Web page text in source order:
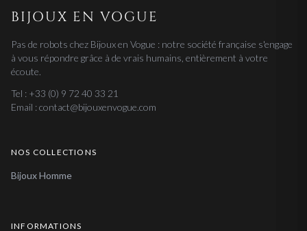
BIJOUX EN VOGUE
Pas de robots chez Bijoux en Vogue : notre société française s'engage
à vous répondre grâce à de vrais humains, entièrement à votre
écoute.
Tel : +33 (0) 9 72 40 33 21
Email : contact@bijouxenvogue.com
NOS COLLECTIONS
Bijoux Homme
INFORMATIONS